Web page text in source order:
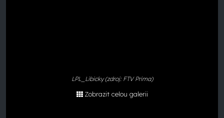
LPL_Libicky (zdroj: FTV Prima)
Zobrazit celou galerii